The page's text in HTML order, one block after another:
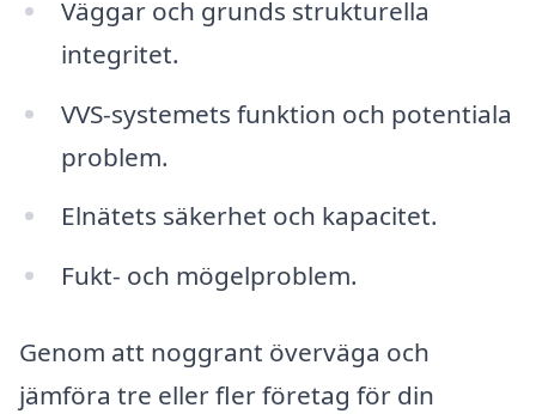
Väggar och grunds strukturella
integritet.
VVS-systemets funktion och potentiala
problem.
Elnätets säkerhet och kapacitet.
Fukt- och mögelproblem.
Genom att noggrant överväga och
jämföra tre eller fler företag för din